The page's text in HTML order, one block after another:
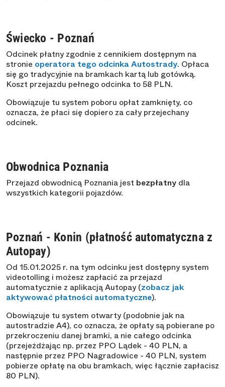
Świecko - Poznań
Odcinek płatny zgodnie z cennikiem dostępnym na
stronie operatora tego odcinka Autostrady. Opłaca
się go tradycyjnie na bramkach kartą lub gotówką.
Koszt przejazdu pełnego odcinka to 58 PLN.
Obowiązuje tu system poboru opłat zamknięty, co
oznacza, że płaci się dopiero za cały przejechany
odcinek.
Obwodnica Poznania
Przejazd obwodnicą Poznania jest bezpłatny dla
wszystkich kategorii pojazdów.
Poznań - Konin (płatność automatyczna z
Autopay)
Od 15.01.2025 r. na tym odcinku jest dostępny system
videotolling i możesz zapłacić za przejazd
automatycznie z aplikacją Autopay (zobacz jak
aktywować płatności automatyczne).
Obowiązuje tu system otwarty (podobnie jak na
autostradzie A4), co oznacza, że opłaty są pobierane po
przekroczeniu danej bramki, a nie całego odcinka
(przejeżdżając np. przez PPO Lądek - 40 PLN, a
następnie przez PPO Nagradowice - 40 PLN, system
pobierze opłatę na obu bramkach, więc łącznie zapłacisz
80 PLN).